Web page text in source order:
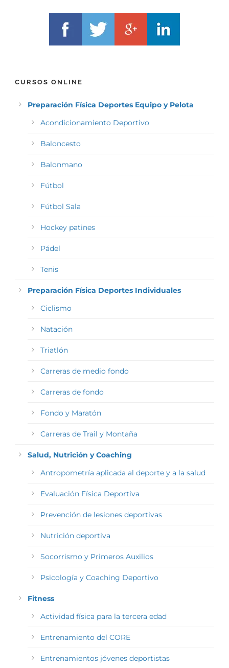
CURSOS ONLINE
Preparación Física Deportes Equipo y Pelota
Acondicionamiento Deportivo
Baloncesto
Balonmano
Fútbol
Fútbol Sala
Hockey patines
Pádel
Tenis
Preparación Física Deportes Individuales
Ciclismo
Natación
Triatlón
Carreras de medio fondo
Carreras de fondo
Fondo y Maratón
Carreras de Trail y Montaña
Salud, Nutrición y Coaching
Antropometría aplicada al deporte y a la salud
Evaluación Física Deportiva
Prevención de lesiones deportivas
Nutrición deportiva
Socorrismo y Primeros Auxilios
Psicología y Coaching Deportivo
Fitness
Actividad física para la tercera edad
Entrenamiento del CORE
Entrenamientos jóvenes deportistas